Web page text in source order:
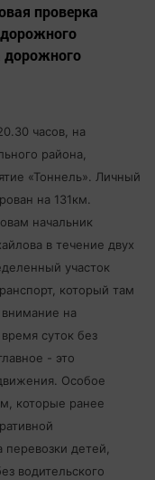
проверка
дорожного
часов, на
района,
«Тоннель». Личный
на 131км.
начальник
в течение двух
участок
который там
на
суток без
- это
Особое
которые ранее
детей,
водительского